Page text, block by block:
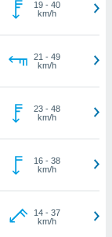
19- 40
km/h
21 - 49
km/h
23- 48
km/h
16- 38
km/h
14- 37
km/h